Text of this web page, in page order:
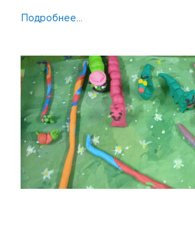
Подробнее...